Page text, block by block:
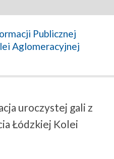
Publicznej
Aglomeracyjnej
uroczystej gali z
Łódzkiej Kolei